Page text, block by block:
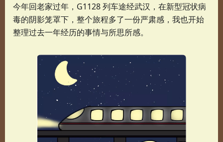
今年回老家过年，G1128 列车途经武汉，在新型冠状病
毒的阴影笼罩下，整个旅程多了一份严肃感，我也开始
整理过去一年经历的事情与所思所感。